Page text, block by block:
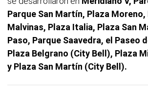
Parque San Martín, Plaza Moreno,
Malvinas, Plaza Italia, Plaza San
Paso, Parque Saavedra, el Paseo
Plaza Belgrano (City Bell), Plaza
y Plaza San Martín (City Bell).